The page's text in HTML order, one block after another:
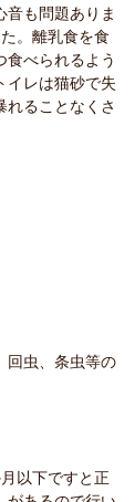
音も問題ありま
。離乳食を食
食べられるよう
イレは猫砂で失
れることなくさ
回虫、条虫等の
以下ですと正